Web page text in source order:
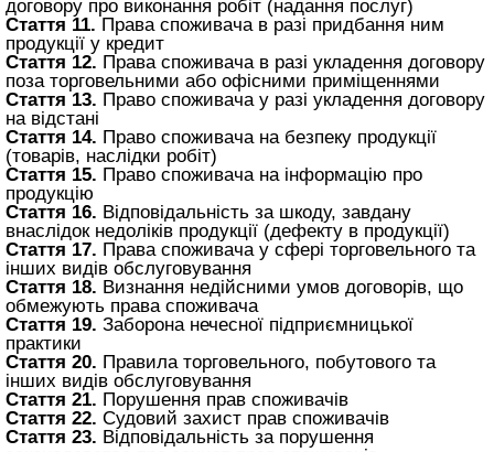
договору про виконання робіт (надання послуг)
Стаття 11. Права споживача в разі придбання ним
продукції у кредит
Стаття 12. Права споживача в разі укладення договору
поза торговельними або офісними приміщеннями
Стаття 13. Право споживача у разі укладення договору
на відстані
Стаття 14. Право споживача на безпеку продукції
(товарів, наслідки робіт)
Стаття 15. Право споживача на інформацію про
продукцію
Стаття 16. Відповідальність за шкоду, завдану
внаслідок недоліків продукції (дефекту в продукції)
Стаття 17. Права споживача у сфері торговельного та
інших видів обслуговування
Стаття 18. Визнання недійсними умов договорів, що
обмежують права споживача
Стаття 19. Заборона нечесної підприємницької
практики
Стаття 20. Правила торговельного, побутового та
інших видів обслуговування
Стаття 21. Порушення прав споживачів
Стаття 22. Судовий захист прав споживачів
Стаття 23. Відповідальність за порушення